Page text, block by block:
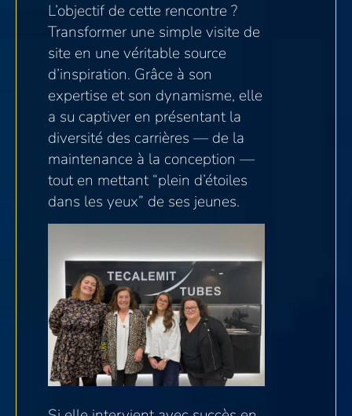
L’objectif de cette rencontre ?
Transformer une simple visite de
site en une véritable source
d’inspiration. Grâce à son
expertise et son dynamisme, elle
a su captiver en présentant la
diversité des carrières — de la
maintenance à la conception —
tout en mettant “plein d’étoiles
dans les yeux” de ses jeunes.